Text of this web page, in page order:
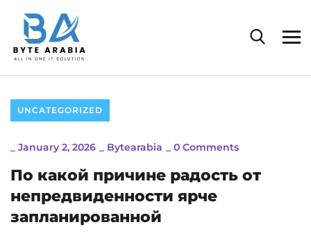
UNCATEGORIZED
January 2, 2026 Bytearabia 0 Comments
По какой причине радость от
непредвиденности ярче
запланированной